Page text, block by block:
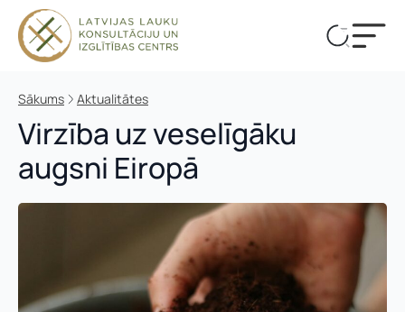
Sākums Aktualitātes
Virzība uz veselīgāku
augsni Eiropā